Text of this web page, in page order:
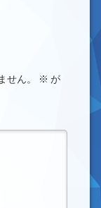
せん。 ※ が